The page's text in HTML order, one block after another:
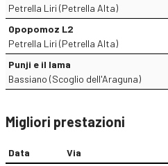
Petrella Liri (Petrella Alta)
Opopomoz L2
Petrella Liri (Petrella Alta)
Punji e il lama
Bassiano (Scoglio dell'Araguna)
Migliori prestazioni
Data Via